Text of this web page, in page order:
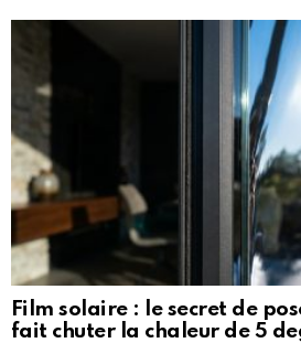
Film solaire : le secret de
fait chuter la chaleur de 5